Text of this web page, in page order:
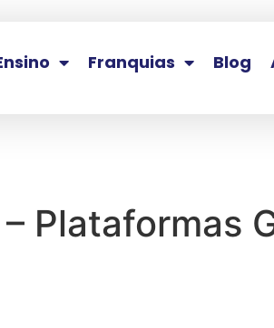
Franquias Blog
Plataformas